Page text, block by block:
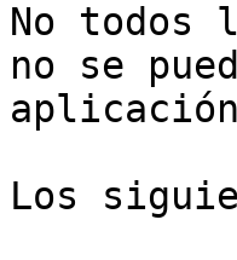
No todos
no se
Los